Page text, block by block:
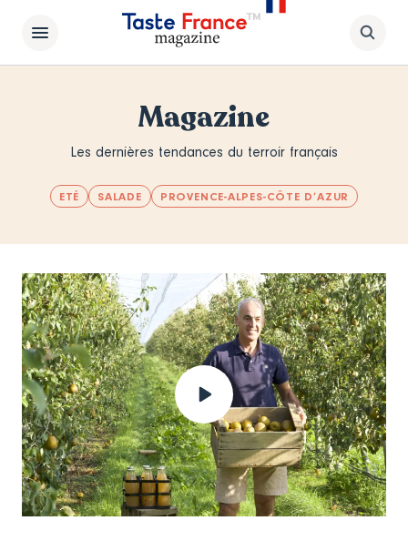
Magazine
Les dernières tendances du terroir français
ETÉ SALADE PROVENCE-ALPES-CÔTE D’AZUR